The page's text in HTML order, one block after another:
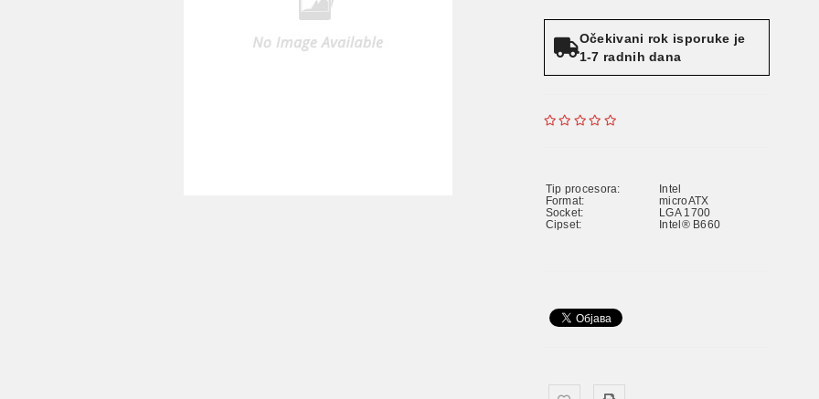
Očekivani rok isporuke je
1-7 radnih dana
Tip procesora:
Intel
Format:
microATX
Socket:
LGA 1700
Čipset:
Intel® B660